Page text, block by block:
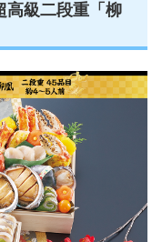
高級二段重「柳